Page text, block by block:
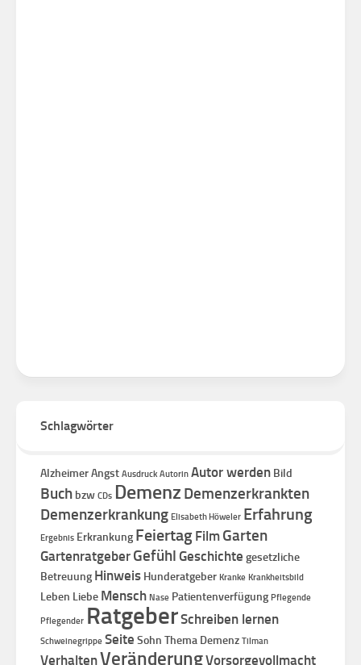
Schlagwörter
AlzheimerAngst Ausdruck Autorin Autor werden Bild
Buch bzw CDs Demenz Demenzerkrankten
Demenzerkrankung Elisabeth Höweler Erfahrung
Ergebnis Erkrankung Feiertag Film Garten
Gartenratgeber Gefühl Geschichte gesetzliche
Betreuung Hinweis Hunderatgeber Kranke Krankheitsbild
Leben Liebe Mensch Nase Patientenverfügung Pflegende
Pflegender RatgeberSchreiben lernen
Schweinegrippe Seite Sohn Thema Demenz Tilman
VerhaltenVeränderungVorsorgevollmacht